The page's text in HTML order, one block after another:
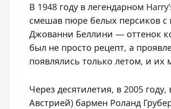
В 1948 году в легендарном
смешав пюре белых персиков с
Джованни Беллини — оттенок
был не просто рецепт, а
появлялись только летом, и их
Через десятилетия, в 2005
Австрией) бармен Роланд